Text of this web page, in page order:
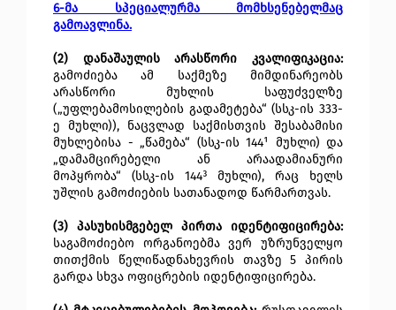
6-მა სპეციალურმა მომხსენებელმაც
გამოავლინა.
(2) დანაშაულის არასწორი კვალიფიკაცია:
გამოძიება ამ საქმეზე მიმდინარეობს
არასწორი მუხლის საფუძველზე
(„უფლებამოსილების გადამეტება“ (სსკ-ის 333-
ე მუხლი)), ნაცვლად საქმისთვის შესაბამისი
მუხლებისა - „წამება“ (სსკ-ის 144¹ მუხლი) და
„დამამცირებელი ან არაადამიანური
მოპყრობა“ (სსკ-ის 144³ მუხლი), რაც ხელს
უშლის გამოძიების სათანადოდ წარმართვას.
(3) პასუხისმგებელ პირთა იდენტიფიცირება:
საგამოძიებო ორგანოებმა ვერ უზრუნველყო
თითქმის წელიწადნახევრის თავზე 5 პირის
გარდა სხვა ოფიცრების იდენტიფიცირება.